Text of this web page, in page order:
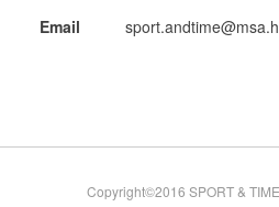
Email
Copyright©2016 SPORT &